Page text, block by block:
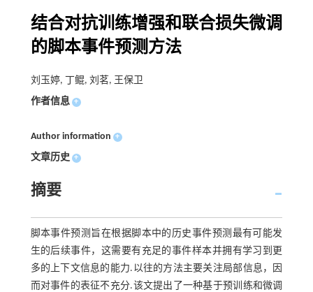
结合对抗训练增强和联合损失微调
的脚本事件预测方法
刘玉婷, 丁鲲, 刘茗, 王保卫
作者信息 +
Author information +
文章历史 +
摘要
脚本事件预测旨在根据脚本中的历史事件预测最有可能发
生的后续事件，这需要有充足的事件样本并拥有学习到更
多的上下文信息的能力.以往的方法主要关注局部信息，因
而对事件的表征不充分.该文提出了一种基于预训练和微调